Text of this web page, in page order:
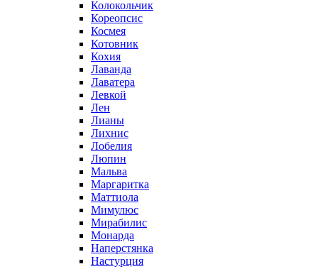
Колокольчик
Кореопсис
Космея
Котовник
Кохия
Лаванда
Лаватера
Левкой
Лен
Лианы
Лихнис
Лобелия
Люпин
Мальва
Маргаритка
Маттиола
Мимулюс
Мирабилис
Монарда
Наперстянка
Настурция